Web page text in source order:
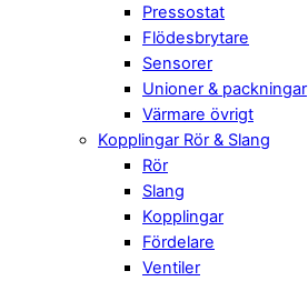
Pressostat
Flödesbrytare
Sensorer
Unioner & packningar
Värmare övrigt
Kopplingar Rör & Slang
Rör
Slang
Kopplingar
Fördelare
Ventiler